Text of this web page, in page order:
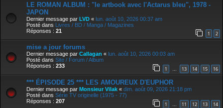
LE ROMAN ALBUM : "le artbook avec l'Actarus bleu", 1978 -
JAPON
Dernier message par LVD « lun. août 10, 2026 00:37 am
Posté dans Livres / BD / Manga / Magazines
Réponses : 21 1 2
mise a jour forums
Dernier message par Callagan « lun. août 10, 2026 00:03 am
Posté dans Site / Forum / Album
Réponses : 233 1 … 13 14 15 16
*** ÉPISODE 25 *** LES AMOUREUX D'EUPHOR
Dernier message par Monsieur Vilak « dim. août 09, 2026 21:18 pm
Posté dans Série TV originelle (1975 - 77)
Réponses : 207 1 … 11 12 13 14